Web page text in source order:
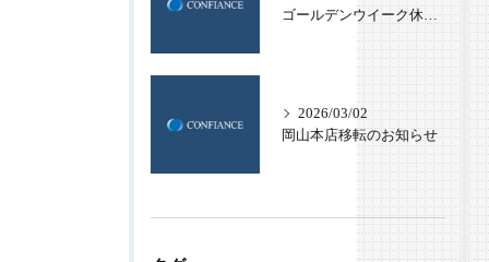
ゴールデンウイーク休業のお知らせ
2026/03/02
岡山本店移転のお知らせ